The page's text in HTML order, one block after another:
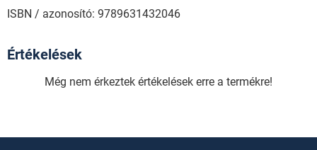
ISBN / azonosító: 9789631432046
Értékelések
Még nem érkeztek értékelések erre a termékre!